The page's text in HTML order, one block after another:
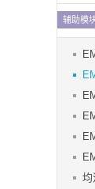
辅助模
均